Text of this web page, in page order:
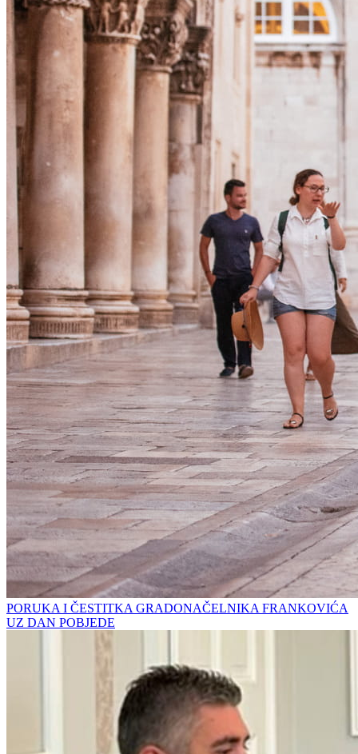
PORUKA I ČESTITKA GRADONAČELNIKA FRANKOVIĆA
UZ DAN POBJEDE